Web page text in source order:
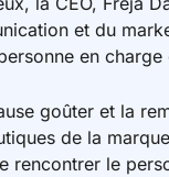
et du
en charge
goûter et la
de la
rencontrer le